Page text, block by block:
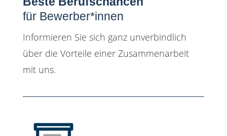
für Bewerber*innen
Informieren Sie sich ganz unverbindlich
über die Vorteile einer Zusammenarbeit
mit uns.